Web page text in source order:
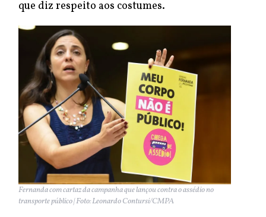
que diz respeito aos costumes.
Fernanda com cartaz da campanha que lançou contra o assédio no
transporte público | Foto: Leonardo Contursi/CMPA